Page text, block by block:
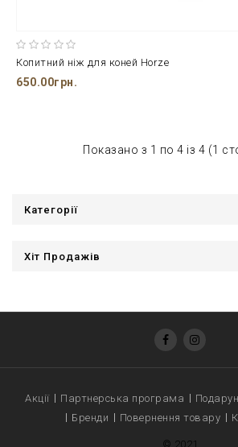
Копитний ніж для коней Horze
650.00грн.
Показано з 1 по 4 із 4 (1
Категорії
Хіт Продажів
Акції Партнерська програма
Бренди
Повернення товару
© 2021